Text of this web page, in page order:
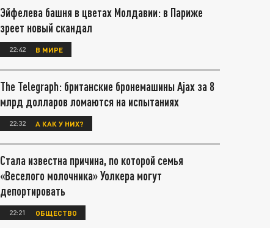
Эйфелева башня в цветах Молдавии: в Париже
зреет новый скандал
22:42 В МИРЕ
The Telegraph: британские бронемашины Ajax за 8
млрд долларов ломаются на испытаниях
22:32 А КАК У НИХ?
Стала известна причина, по которой семья
«Веселого молочника» Уолкера могут
депортировать
22:21 ОБЩЕСТВО